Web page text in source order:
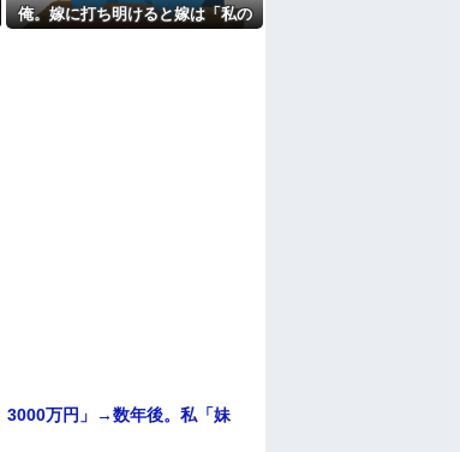
俺。嫁に打ち明けると嫁は「私の
3000万円」→数年後。私「妹